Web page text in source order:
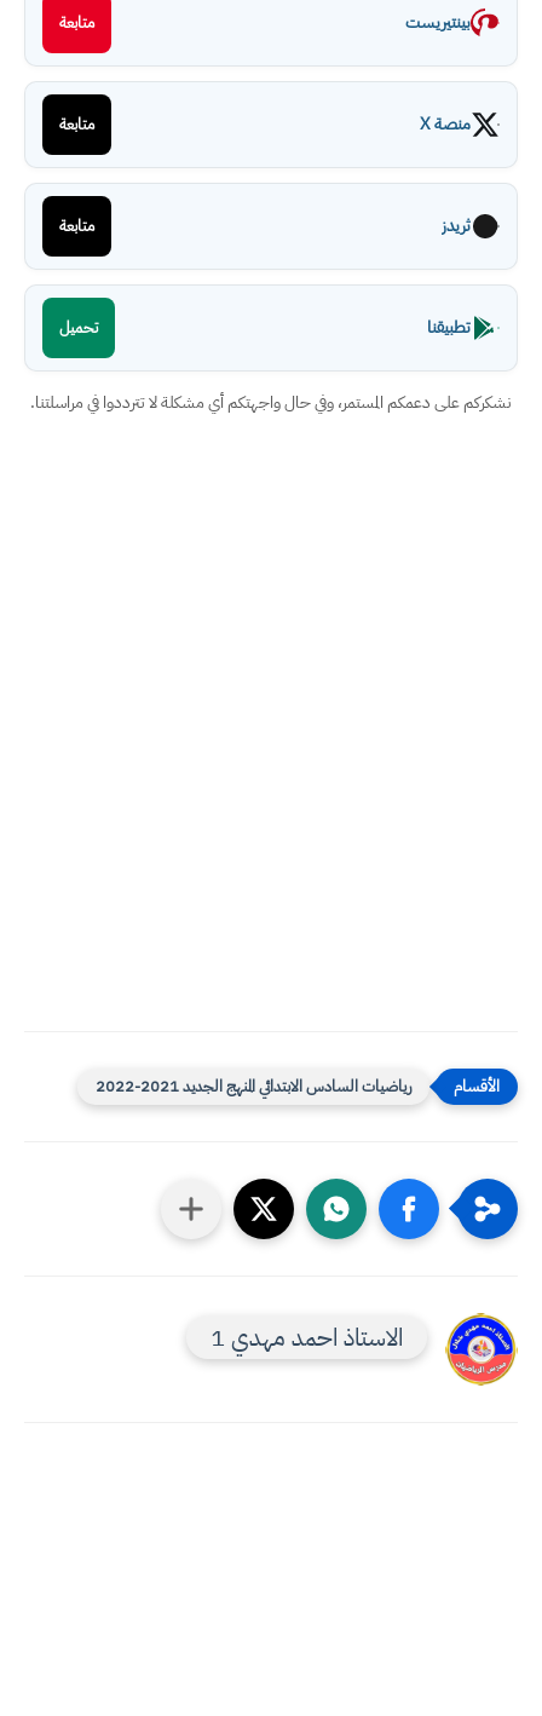
بينتيريست متابعة
منصة X متابعة
ثريدز متابعة
تطبيقنا تحميل
نشكركم على دعمكم المستمر، وفي حال واجهتكم أي مشكلة لا تترددوا في مراسلتنا.
رياضيات السادس الابتدائي المنهج الجديد 2021-2022
الاستاذ احمد مهدي 1